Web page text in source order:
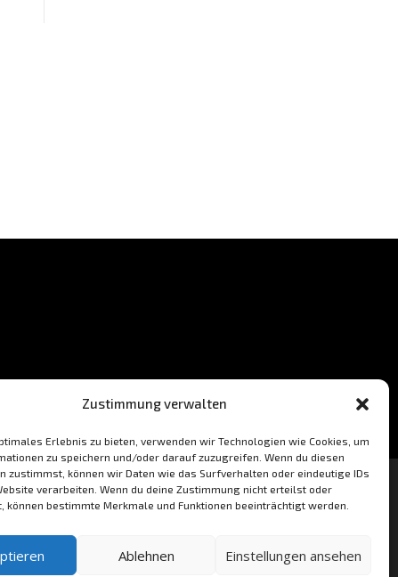
Zustimmung verwalten
Erlebnis zu bieten, verwenden wir Technologien wie Cookies, um
zu speichern und/oder darauf zuzugreifen. Wenn du diesen
zustimmst, können wir Daten wie das Surfverhalten oder eindeutige IDs
verarbeiten. Wenn du deine Zustimmung nicht erteilst oder
können bestimmte Merkmale und Funktionen beeinträchtigt werden.
Ablehnen Einstellungen ansehen